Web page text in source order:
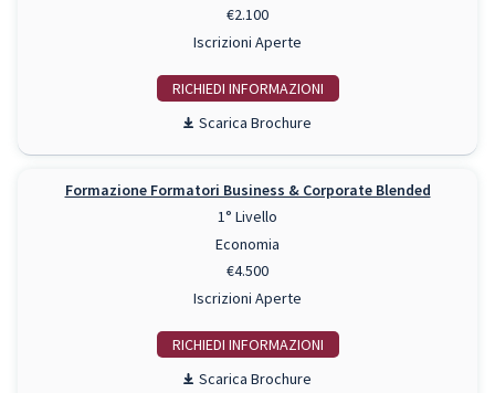
€2.100
Iscrizioni Aperte
RICHIEDI INFO
Scarica Brochure
Formazione Formatori Business & Corporate Blended
1° Livello
Economia
€4.500
Iscrizioni Aperte
RICHIEDI INFO
Scarica Brochure